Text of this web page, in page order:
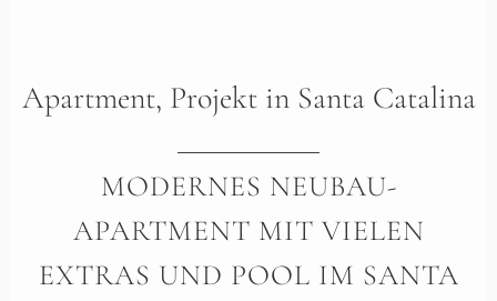
Apartment, Projektin Santa Catalina
MODERNES NEUBAU-
APARTMENT MIT VIELEN
EXTRAS UND POOL IM SANTA